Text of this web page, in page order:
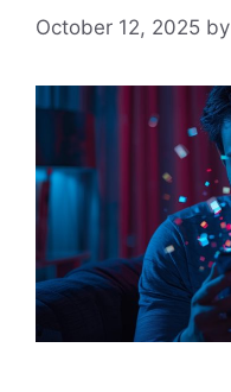
October 12, 2025 by